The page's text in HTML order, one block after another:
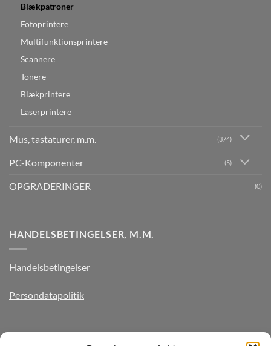
Blækpatroner
Fotoprintere
Multifunktionsprintere
Scannere
Tonere
Blækprintere
Laserprintere
Mus, tastaturer, m.m. (374)
PC-Komponenter (5)
OPGRADERINGER (0)
HANDELSBETINGELSER, M.M.
Handelsbetingelser
Persondatapolitik